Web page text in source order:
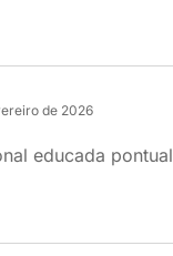
de 2026
educada pontual